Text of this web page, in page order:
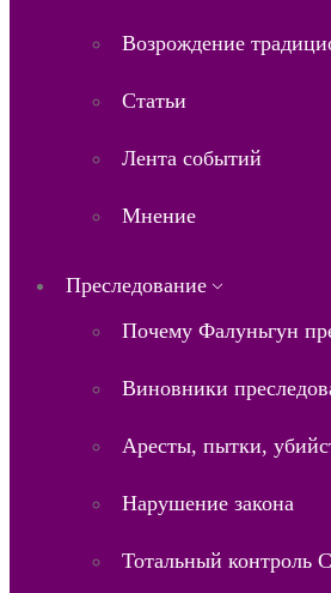
Возрождение
Статьи
Лента событий
Мнение
Преследование
Почему Фалуньгун
Виновники
Аресты, пытки,
Нарушение закона
Тотальный контроль